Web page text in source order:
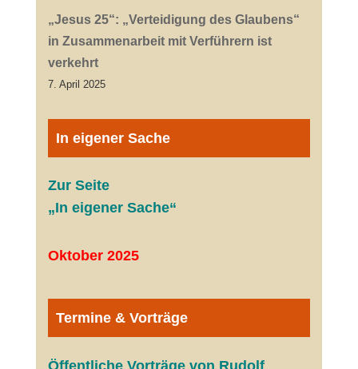
„Jesus 25“: „Verteidigung des Glaubens“
in Zusammenarbeit mit Verführern ist
verkehrt
7. April 2025
In eigener Sache
Zur Seite
„In eigener Sache“
Oktober 2025
Termine & Vorträge
Öffentliche Vorträge von Rudolf